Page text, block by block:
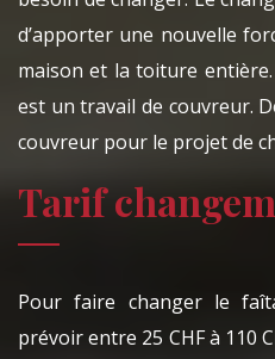
d’apporter une nouvelle
maison et la toiture
est un travail de couvreur.
couvreur pour le projet de
Tarif
Pour faire changer le
prévoir entre 25 CHF à 110